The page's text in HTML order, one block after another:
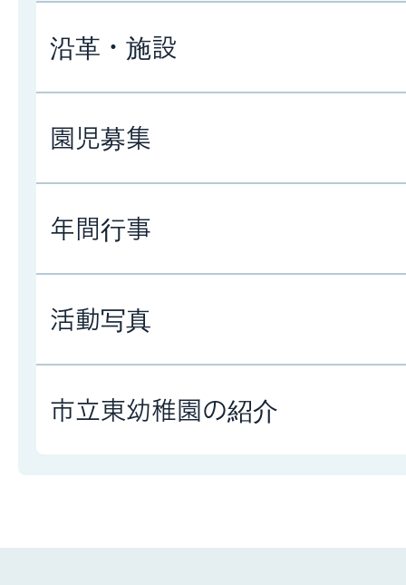
沿革・施設
園児募集
年間行事
活動写真
市立東幼稚園の紹介